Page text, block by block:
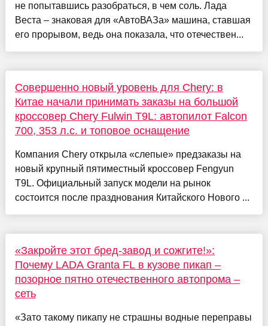
не попытавшись разобраться, в чем соль. Лада
Веста – знаковая для «АвтоВАЗа» машина, ставшая
его прорывом, ведь она показала, что отечествен...
Совершенно новый уровень для Chery: в
Китае начали принимать заказы на большой
кроссовер Chery Fulwin T9L: автопилот Falcon
700, 353 л.с. и топовое оснащение
Компания Chery открыла «слепые» предзаказы на
новый крупный пятиместный кроссовер Fengyun
T9L. Официальный запуск модели на рынок
состоится после празднования Китайского Нового ...
«Закройте этот бред-завод и сожгите!»:
Почему LADA Granta FL в кузове пикап –
позорное пятно отечественного автопрома –
сеть
«Зато такому пикапу не страшны водные переправы